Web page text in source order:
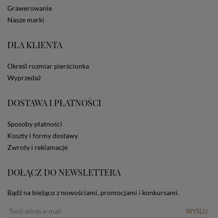
statystycznych, także przez inne portale, w tym
portale społecznościowe, np. Facebook). Korzystanie
zamieszczane w urządzeniu końcowym każdego
stosowanie plików cookies powinien zmienić
ustawienia swojej przeglądarki.
informacji o plikach cookies.
Grawerowanie
Nasze marki
DLA KLIENTA
Określ rozmiar pierścionka
Wyprzedaż
DOSTAWA I PŁATNOŚCI
Sposoby płatności
Koszty i formy dostawy
Zwroty i reklamacje
DOŁĄCZ DO NEWSLETTERA
Bądź na bieżąco z nowościami, promocjami i konkursami.
WYŚLIJ